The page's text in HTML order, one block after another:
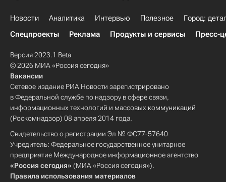
Новости Аналитика Интервью Полезное
Город:
Спецпроекты
Реклама Продукты и сервисы Пресс-
Версия 2023.1 Beta
© 2026 МИА «Россия сегодня»
Вакансии
Сетевое издание РИА Новости зарегистрировано
в Федеральной службе по надзору в сфере связи,
информационных технологий и массовых коммуникаций
(Роскомнадзор) 08 апреля 2014 года.
Свидетельство о регистрации Эл № ФС77-57640
Учредитель: Федеральное государственное унитарное
предприятие Международное информационное агентство
«Россия сегодня» (МИА «Россия сегодня»).
Правила использования материалов